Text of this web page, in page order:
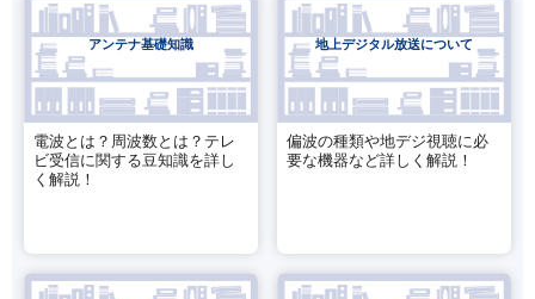
アンテナ基礎知識
電波とは？周波数とは？テレ
ビ受信に関する豆知識を詳し
く解説！
地上デジタル放送について
偏波の種類や地デジ視聴に必
要な機器など詳しく解説！